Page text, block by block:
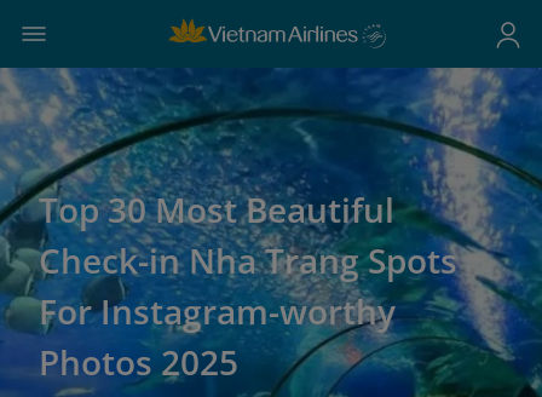
Top 30 Most Beautiful
Check-in Nha Trang Spots
For Instagram-worthy
Photos 2025